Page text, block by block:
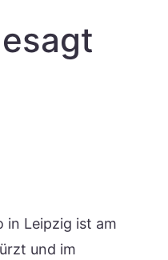
in Leipzig ist am
und im